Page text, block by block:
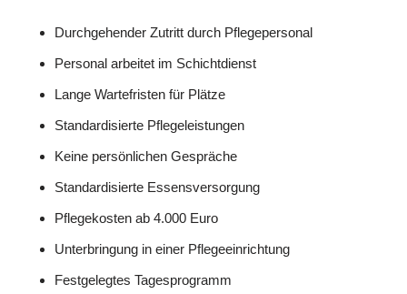
Durchgehender Zutritt durch Pflegepersonal
Personal arbeitet im Schichtdienst
Lange Wartefristen für Plätze
Standardisierte Pflegeleistungen
Keine persönlichen Gespräche
Standardisierte Essensversorgung
Pflegekosten ab 4.000 Euro
Unterbringung in einer Pflegeeinrichtung
Festgelegtes Tagesprogramm